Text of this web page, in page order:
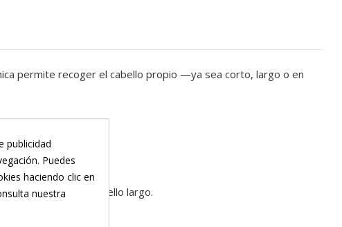
permite recoger el cabello propio —ya sea corto, largo o en
de la cabeza.
peluca.
si tienes el cabello largo.
publicidad
Puedes
haciendo clic en
nuestra